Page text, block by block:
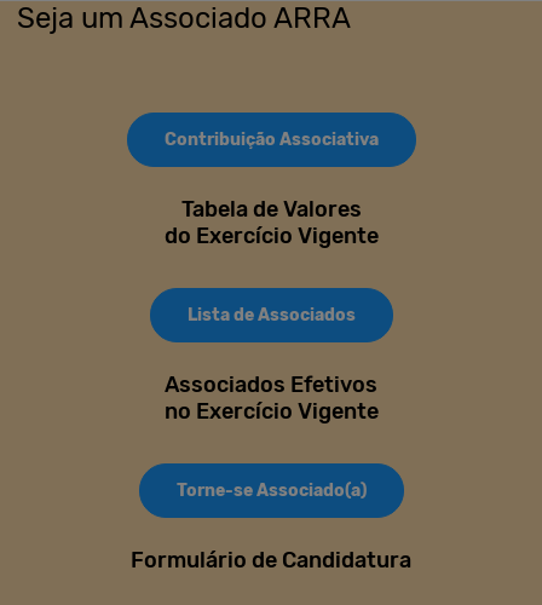
Seja um Associado ARRA
Contribuição Associativa
Tabela de Valores
do Exercício Vigente
Lista de Associados
Associados Efetivos
no Exercício Vigente
Torne-se Associado(a)
Formulário de Candidatura